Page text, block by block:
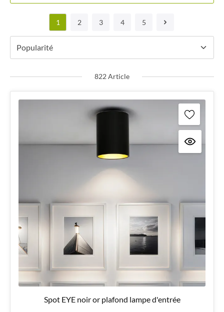
1 2 3 4 5
822 Article
Spot EYE noir or plafond lampe d'entrée